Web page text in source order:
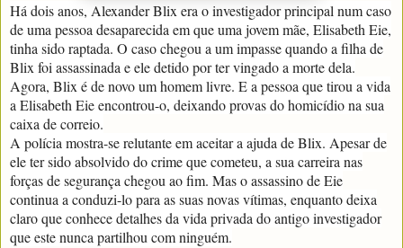
Há dois anos, Alexander Blix era o investigador principal num caso
de uma pessoa desaparecida em que uma jovem mãe, Elisabeth Eie,
tinha sido raptada. O caso chegou a um impasse quando a filha de
Blix foi assassinada e ele detido por ter vingado a morte dela.
Agora, Blix é de novo um homem livre. E a pessoa que tirou a vida
a Elisabeth Eie encontrou-o, deixando provas do homicídio na sua
caixa de correio.
A polícia mostra-se relutante em aceitar a ajuda de Blix. Apesar de
ele ter sido absolvido do crime que cometeu, a sua carreira nas
forças de segurança chegou ao fim. Mas o assassino de Eie
continua a conduzi-lo para as suas novas vítimas, enquanto deixa
claro que conhece detalhes da vida privada do antigo investigador
que este nunca partilhou com ninguém.